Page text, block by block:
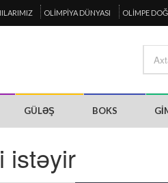
OLIMPIYA DÜNYASI OLIMPE
GÜLƏŞ BOKS
istəyir